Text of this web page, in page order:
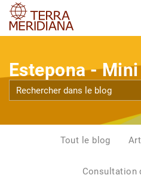
Estepona -
Tout le blog
Consultation